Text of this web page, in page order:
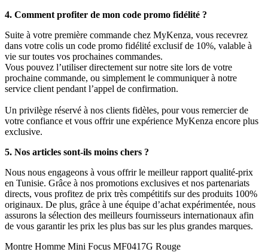
4. Comment profiter de mon code promo fidélité ?
Suite à votre première commande chez MyKenza, vous recevrez
dans votre colis un code promo fidélité exclusif de 10%, valable à
vie sur toutes vos prochaines commandes.
Vous pouvez l’utiliser directement sur notre site lors de votre
prochaine commande, ou simplement le communiquer à notre
service client pendant l’appel de confirmation.
Un privilège réservé à nos clients fidèles, pour vous remercier de
votre confiance et vous offrir une expérience MyKenza encore plus
exclusive.
5. Nos articles sont-ils moins chers ?
Nous nous engageons à vous offrir le meilleur rapport qualité-prix
en Tunisie. Grâce à nos promotions exclusives et nos partenariats
directs, vous profitez de prix très compétitifs sur des produits 100%
originaux. De plus, grâce à une équipe d’achat expérimentée, nous
assurons la sélection des meilleurs fournisseurs internationaux afin
de vous garantir les prix les plus bas sur les plus grandes marques.
Montre Homme Mini Focus MF0417G Rouge